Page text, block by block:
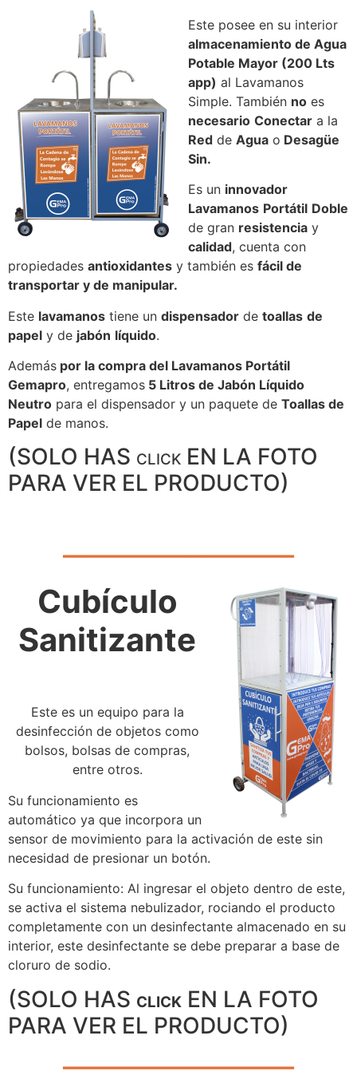
Este posee en su interior
almacenamiento de Agua
Potable Mayor (200 Lts
app) al Lavamanos
Simple. También no es
necesario Conectar a la
Red de Agua o Desagüe
Sin.
Es un innovador
Lavamanos Portátil Doble
de gran resistencia y
calidad, cuenta con
propiedades antioxidantes y también es fácil de
transportar y de manipular.
Este lavamanos tiene un dispensador de toallas de
papel y de jabón líquido.
Además por la compra del Lavamanos Portátil
Gemapro, entregamos 5 Litros de Jabón Líquido
Neutro para el dispensador y un paquete de Toallas de
Papel de manos.
(SOLO HAS CLICK EN LA FOTO
PARA VER EL PRODUCTO)
Cubículo
Sanitizante
Este es un equipo para la
desinfección de objetos como
bolsos, bolsas de compras,
entre otros.
Su funcionamiento es
automático ya que incorpora un
sensor de movimiento para la activación de este sin
necesidad de presionar un botón.
Su funcionamiento: Al ingresar el objeto dentro de este,
se activa el sistema nebulizador, rociando el producto
completamente con un desinfectante almacenado en su
interior, este desinfectante se debe preparar a base de
cloruro de sodio.
(SOLO HAS CLICK EN LA FOTO
PARA VER EL PRODUCTO)